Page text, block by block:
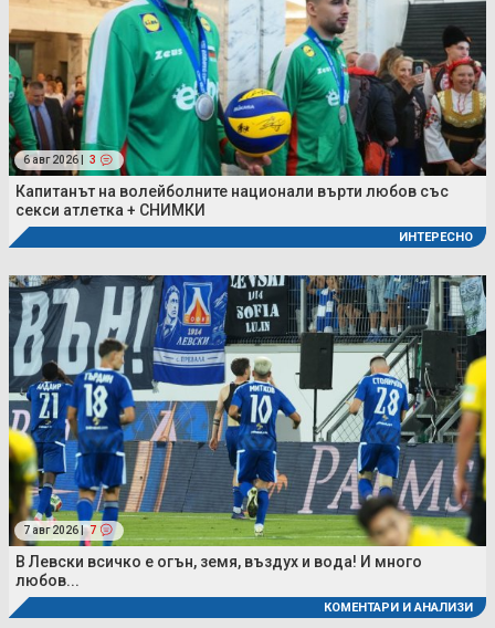
6 авг 2026 | 3
Капитанът на волейболните национали върти любов със
секси атлетка + СНИМКИ
ИНТЕРЕСНО
7 авг 2026 | 7
В Левски всичко е огън, земя, въздух и вода! И много
любов...
КОМЕНТАРИ И АНАЛИЗИ